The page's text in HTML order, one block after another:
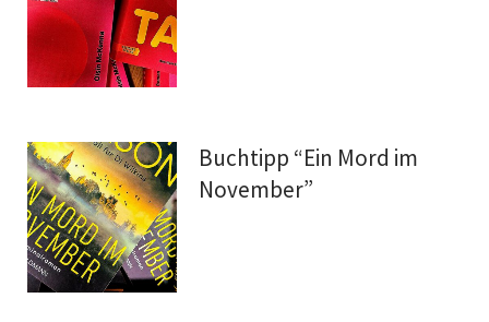
Buchtipp “Ein Mord im
November”